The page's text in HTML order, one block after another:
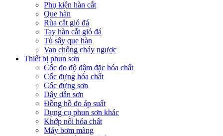
Phụ kiện hàn cắt
Que hàn
Rùa cắt gió đá
Tay hàn cắt gió đá
Tủ sấy que hàn
Van chống cháy ngược
Thiết bị phun sơn
Cốc đo độ đậm đặc hóa chất
Cốc đựng hóa chất
Cốc đựng sơn
Dây dẫn sơn
Đồng hồ đo áp suất
Dụng cụ phun sơn khác
Khớp nối hóa chất
Máy bơm màng